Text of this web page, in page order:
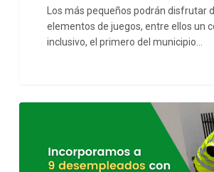
Parque
Los más pequeños podrán disfrutar
elementos de juegos, entre ellos un
inclusivo, el primero del municipio…